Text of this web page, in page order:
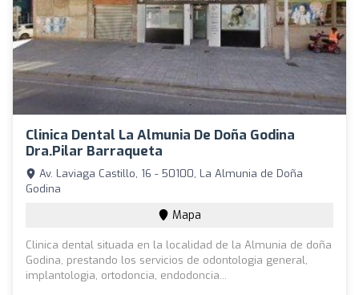
Clinica Dental La Almunia De Doña Godina
Dra.Pilar Barraqueta
Av. Laviaga Castillo, 16 - 50100, La Almunia de Doña
Godina
Mapa
Clinica dental situada en la localidad de la Almunia de doña
Godina, prestando los servicios de odontologia general,
implantologia, ortodoncia, endodoncia...